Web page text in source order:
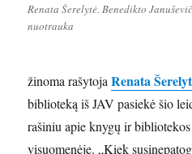
Renata Šerelytė. Benedikto
nuotrauka
žinoma rašytojaRenata
biblioteką iš JAV pasiekė šio
rašiniu apie knygų ir
visuomenėje. „Kiek